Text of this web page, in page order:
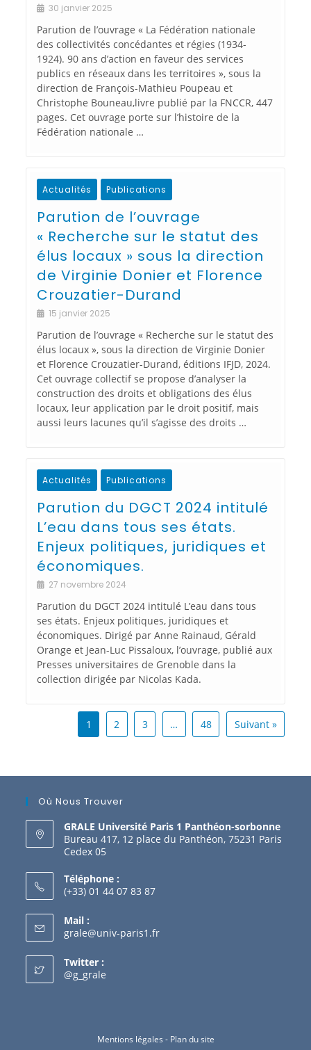
30 janvier 2025
Parution de l’ouvrage « La Fédération nationale
des collectivités concédantes et régies (1934-
1924). 90 ans d’action en faveur des services
publics en réseaux dans les territoires », sous la
direction de François-Mathieu Poupeau et
Christophe Bouneau,livre publié par la FNCCR, 447
pages. Cet ouvrage porte sur l’histoire de la
Fédération nationale …
Actualités Publications
Parution de l’ouvrage
« Recherche sur le statut des
élus locaux » sous la direction
de Virginie Donier et Florence
Crouzatier-Durand
15 janvier 2025
Parution de l’ouvrage « Recherche sur le statut des
élus locaux », sous la direction de Virginie Donier
et Florence Crouzatier-Durand, éditions IFJD, 2024.
Cet ouvrage collectif se propose d’analyser la
construction des droits et obligations des élus
locaux, leur application par le droit positif, mais
aussi leurs lacunes qu’il s’agisse des droits …
Actualités Publications
Parution du DGCT 2024 intitulé
L’eau dans tous ses états.
Enjeux politiques, juridiques et
économiques.
27 novembre 2024
Parution du DGCT 2024 intitulé L’eau dans tous
ses états. Enjeux politiques, juridiques et
économiques. Dirigé par Anne Rainaud, Gérald
Orange et Jean-Luc Pissaloux, l’ouvrage, publié aux
Presses universitaires de Grenoble dans la
collection dirigée par Nicolas Kada.
1 2 3 … 48 Suivant »
Où Nous Trouver
GRALE Université Paris 1 Panthéon-sorbonne
Bureau 417, 12 place du Panthéon, 75231 Paris
Cedex 05
Téléphone :
(+33) 01 44 07 83 87
Mail :
grale@univ-paris1.fr
Twitter :
@g_grale
Mentions légales - Plan du site